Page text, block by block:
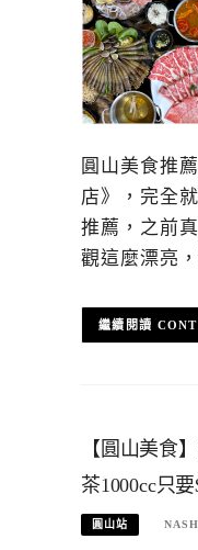
圓山美食推
店》，完全
推薦，之前
觀這麼漂亮
【圓山美食
茶1000cc只
圓山站 NASH